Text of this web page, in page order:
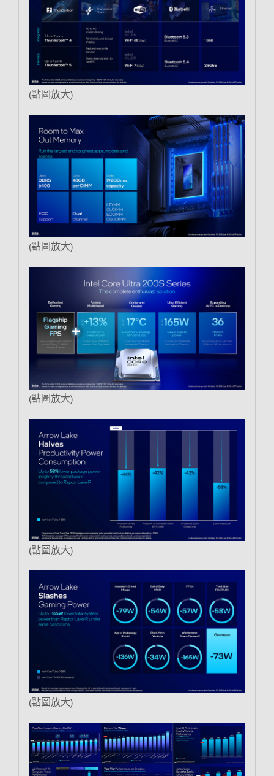
(點圖放大)
(點圖放大)
(點圖放大)
(點圖放大)
(點圖放大)